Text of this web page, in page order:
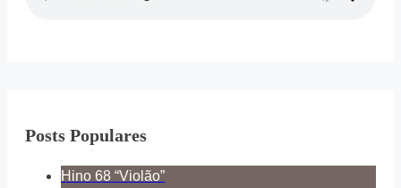
Posts Populares
Hino 68 “Violão”